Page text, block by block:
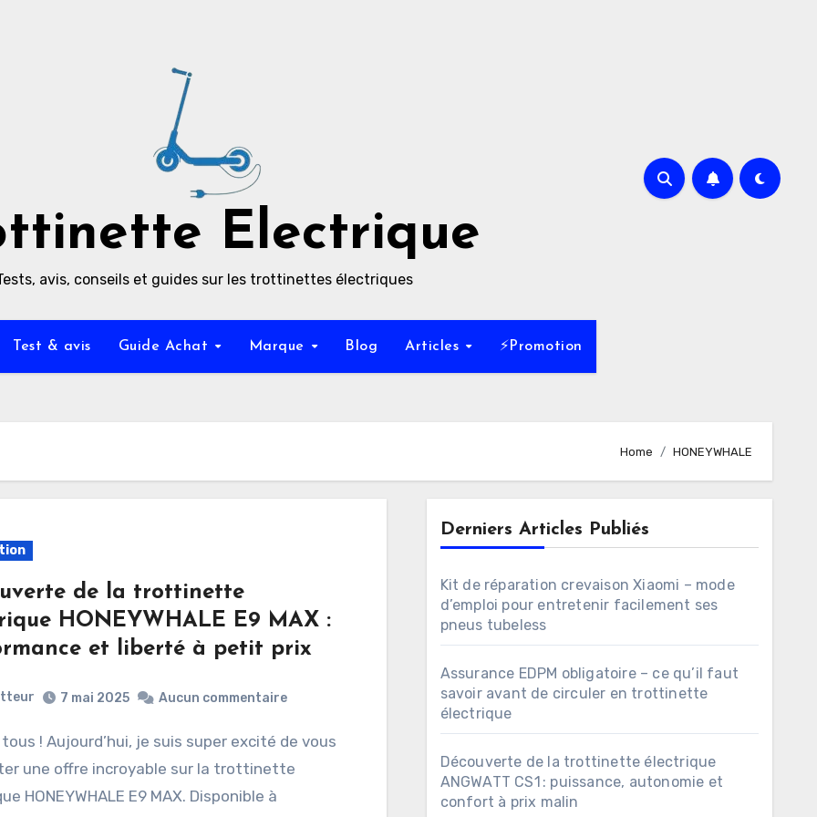
Electrique
avis, conseils et guides sur les trottinettes électriques
Test & avis Guide Achat Marque Blog Articles ⚡Promotion
Home HONEYWHALE
de la trottinette
HONEYWHALE E9 MAX :
et liberté à petit prix
7 mai 2025 Aucun commentaire
une offre incroyable sur la trottinette
HONEYWHALE E9 MAX. Disponible à
Derniers Articles Publiés
Kit de réparation crevaison Xiaomi – mode
d’emploi pour entretenir facilement ses
pneus tubeless
Assurance EDPM obligatoire – ce qu’il faut
savoir avant de circuler en trottinette
électrique
Découverte de la trottinette électrique
ANGWATT CS1 : puissance, autonomie et
confort à prix malin